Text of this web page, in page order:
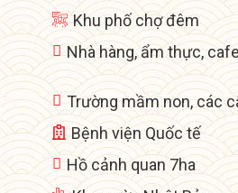
Khu phố chợ đêm
Nhà hàng, ẩm thực,
Trường mầm non, các
Bệnh viện Quốc tế
Hồ cảnh quan 7ha